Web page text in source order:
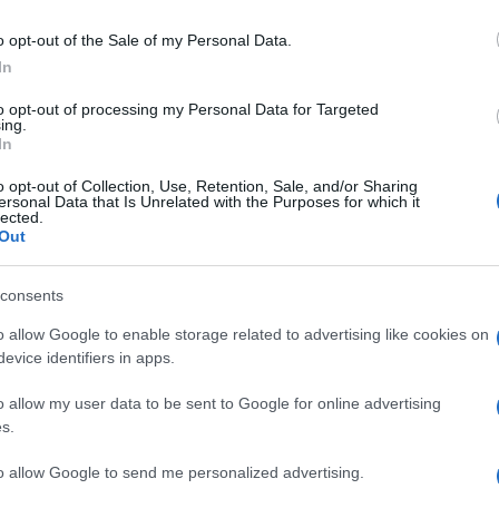
opt-out of the Sale of my Personal Data.
opt-out of processing my Personal Data for Targeted
opt-out of Collection, Use, Retention, Sale, and/or Sharing
Data that Is Unrelated with the Purposes for which it
allow Google to enable storage related to advertising like cookies on
identifiers in apps.
allow my user data to be sent to Google for online advertising
allow Google to send me personalized advertising.
dijelove od kože, poput naslonjača za ruke,
mušterije spadaju giganti poput Emirates
i kada je riječ o željeznicama i jahtama.
Njemačkoj, Kini, Meksiku, Argentini, Sloveniji i
već godinama uspješno posluje, ima fabrike
svake godine povećava broj zaposlenih za
imao oko 4.000 radnika.
nije mogla naći dovoljno radnika, pa su u
televizijskim terminama kojim su